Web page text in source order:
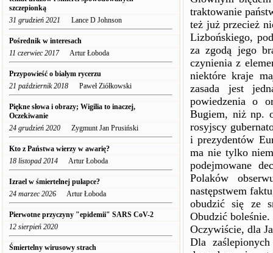
szczepionką
31 grudzień 2021 Lance D Johnson
Pośrednik w interesach
11 czerwiec 2017Artur Łoboda
Przypowieść o białym rycerzu
21 październik 2018 Paweł Ziółkowski
Piękne słowa i obrazy; Wigilia to inaczej,
Oczekiwanie
24 grudzień 2020 Zygmunt Jan Prusiński
Kto z Państwa wierzy w awarię?
18 listopad 2014 Artur Łoboda
Izrael w śmiertelnej pułapce?
24 marzec 2026 Artur Łoboda
Pierwotne przyczyny "epidemii" SARS CoV-2
12 sierpień 2020
Śmiertelny wirusowy strach
traktowanie
też już przecież
Lizbońskiego,
za zgodą jego
czynienia z
niektóre kraje
zasada jest
powiedzenia o
Bugiem, niż np.
rosyjscy
i prezydentów
ma nie tylko
podejmowane
Polaków
następstwem
obudzić się ze
Obudzić boleśnie.
Oczywiście, dla
Dla